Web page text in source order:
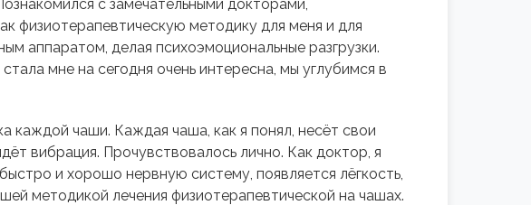
с замечательными докторами,
физиотерапевтическую методику для меня и для
аппаратом, делая психоэмоциональные разгрузки.
мне на сегодня очень интересна, мы углубимся в
каждой чаши. Каждая чаша, как я понял, несёт свои
вибрация. Прочувствовалось лично. Как доктор, я
и хорошо нервную систему, появляется лёгкость,
методикой лечения физиотерапевтической на чашах.